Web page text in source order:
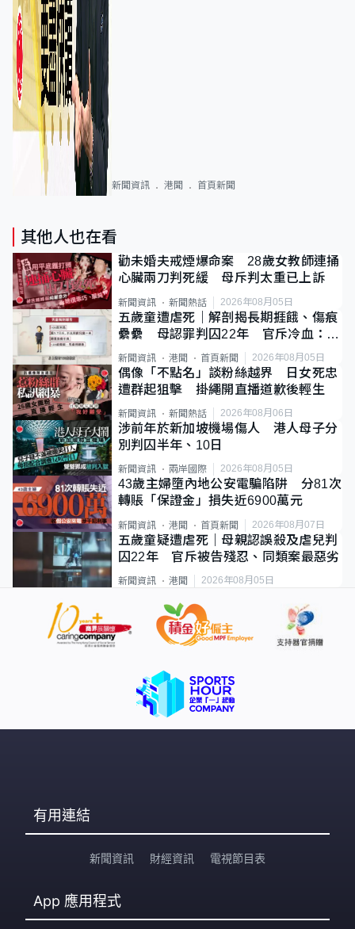
新聞資訊 港聞 首頁新聞
其他人也在看
勸未婚夫戒煙爆命案 28歲女教師連捅
心臟兩刀判死緩 母斥判太重已上訴
新聞資訊 新聞熱話 2026年08月05日
五歲童遭虐死｜解剖揭長期捱餓、傷痕
纍纍 母認罪判囚22年 官斥冷血：同
類案最惡劣
新聞資訊 港聞 首頁新聞 2026年08月05日
偶像「不點名」談粉絲越界 日女死忠
遭群起狙擊 掛繩開直播道歉後輕生
新聞資訊 新聞熱話 2026年08月06日
涉前年於新加坡機場傷人 港人母子分
別判囚半年、10日
新聞資訊 兩岸國際 2026年08月05日
43歲主婦墮內地公安電騙陷阱 分81次
轉賬「保證金」損失近6900萬元
新聞資訊 港聞 首頁新聞 2026年08月07日
五歲童疑遭虐死｜母親認誤殺及虐兒判
囚22年 官斥被告殘忍、同類案最惡劣
新聞資訊 港聞 2026年08月05日
有用連結
新聞資訊 財經資訊 電視節目表
App 應用程式